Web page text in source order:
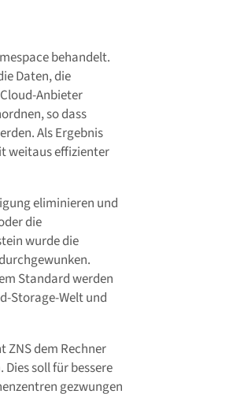
behandelt.
Daten, die
Anbieter
so dass
Als Ergebnis
weitaus effizienter
eliminieren und
die
wurde die
Standard werden
Storage-Welt und
ZNS dem Rechner
soll für bessere
gezwungen